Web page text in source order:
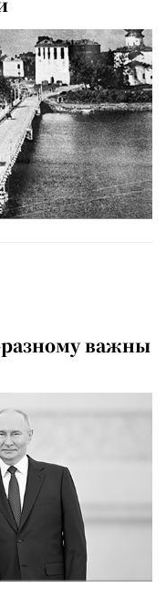
разному важны